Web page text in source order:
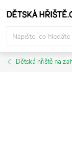
na
obsah
Dětská hřiště na